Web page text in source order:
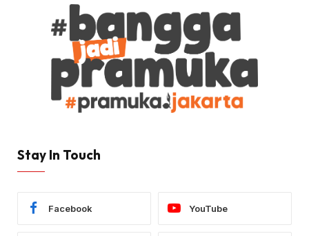
Stay In Touch
Facebook YouTube